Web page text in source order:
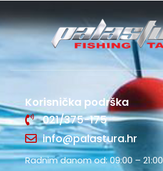
Korisnička podrška
021/375-175
info@palastura.hr
Radnim danom od: 09:00 – 21:00